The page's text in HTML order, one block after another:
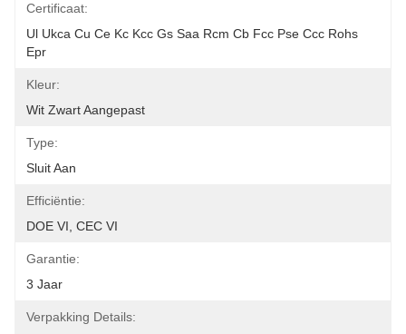
Certificaat:
Ul Ukca Cu Ce Kc Kcc Gs Saa Rcm Cb Fcc Pse Ccc Rohs
Epr
Kleur:
Wit Zwart Aangepast
Type:
Sluit Aan
Efficiëntie:
DOE VI, CEC VI
Garantie:
3 Jaar
Verpakking Details: